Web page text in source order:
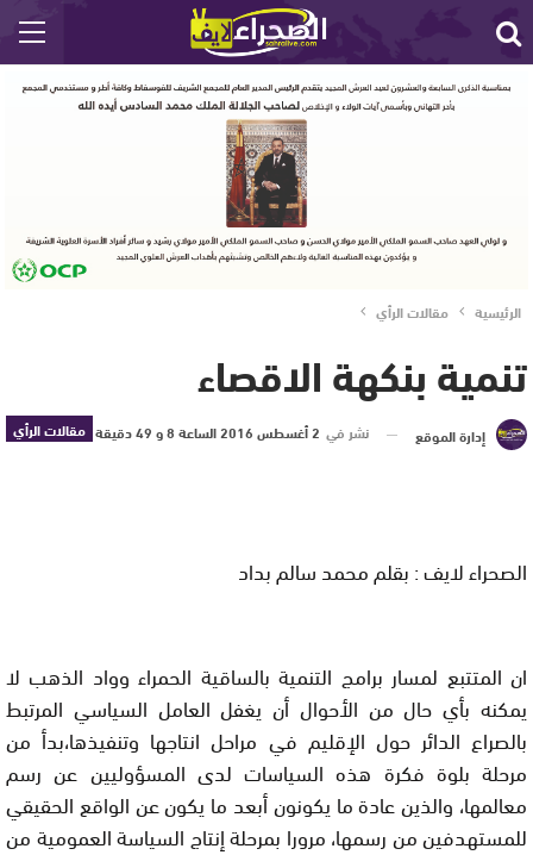
الرئيسية مقالات الرأي
تنمية بنكهة الاقصاء
مقالات الرأي إدارة الموقع نشر في 2 أغسطس 2016 الساعة 8 و 49 دقيقة
الصحراء لايف : بقلم محمد سالم بداد
ان المتتبع لمسار برامج التنمية بالساقية الحمراء وواد الذهب لا
يمكنه بأي حال من الأحوال أن يغفل العامل السياسي المرتبط
بالصراع الدائر حول الإقليم في مراحل انتاجها وتنفيذها،بدأ من
مرحلة بلوة فكرة هذه السياسات لدى المسؤوليين عن رسم
معالمها، والذين عادة ما يكونون أبعد ما يكون عن الواقع الحقيقي
للمستهدفين من رسمها، مرورا بمرحلة إنتاج السياسة العمومية من